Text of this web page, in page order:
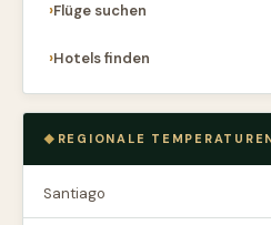
Flüge suchen
Hotels finden
REGIONALE
Santiago